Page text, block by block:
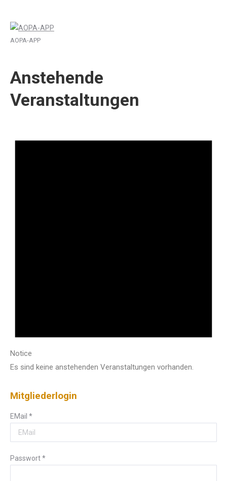
AOPA-APP
Anstehende
Veranstaltungen
Notice
Es sind keine anstehenden Veranstaltungen vorhanden.
Mitgliederlogin
EMail *
Passwort*